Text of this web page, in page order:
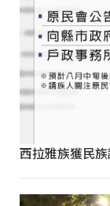
西拉雅族獲民